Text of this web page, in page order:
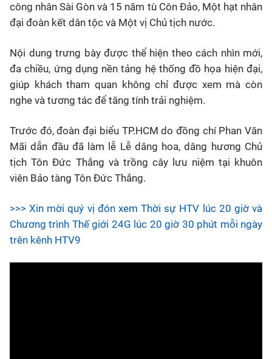
công nhân Sài Gòn và 15 năm tù Côn Đảo, Một hạt nhân
đại đoàn kết dân tộc và Một vị Chủ tịch nước.
Nội dung trưng bày được thể hiện theo cách nhìn mới,
đa chiều, ứng dụng nền tảng hệ thống đồ họa hiện đại,
giúp khách tham quan không chỉ được xem mà còn
nghe và tương tác để tăng tính trải nghiệm.
Trước đó, đoàn đại biểu TP.HCM do đồng chí Phan Văn
Mãi dẫn đầu đã làm lễ Lễ dâng hoa, dâng hương Chủ
tịch Tôn Đức Thắng và trồng cây lưu niệm tại khuôn
viên Bảo tàng Tôn Đức Thắng.
>>> Xin mời quý vị đón xem Thời sự HTV lúc 20 giờ và
Chương trình Thế giới 24G lúc 20 giờ 30 phút mỗi ngày
trên kênh HTV9